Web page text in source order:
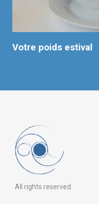
Votre poids estival
All rights reserved.